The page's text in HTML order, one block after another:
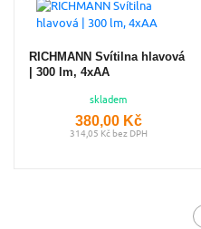
RICHMANN Svítilna hlavová
| 300 lm, 4xAA
skladem
380,00 Kč
314,05 Kč bez DPH